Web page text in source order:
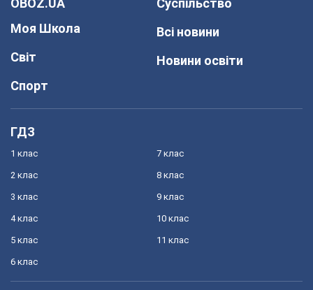
OBOZ.UA
Моя Школа
Світ
Спорт
Суспільство
Всі новини
Новини освіти
ГДЗ
1 клас
2 клас
3 клас
4 клас
5 клас
6 клас
7 клас
8 клас
9 клас
10 клас
11 клас